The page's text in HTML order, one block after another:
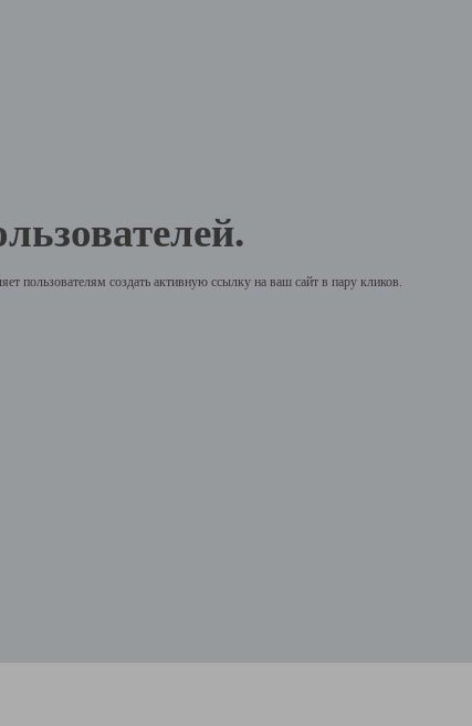
пользователям создать активную ссылку на ваш сайт в пару кликов.